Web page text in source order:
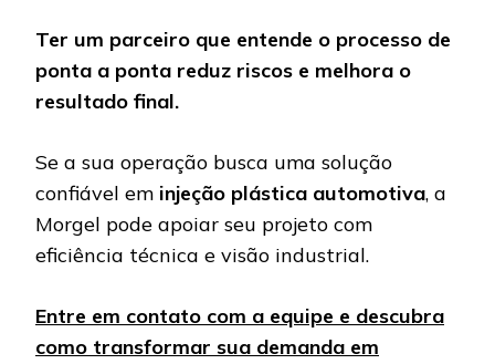
Ter um parceiro que entende o processo de
ponta a ponta reduz riscos e melhora o
resultado final.
Se a sua operação busca uma solução
confiável em injeção plástica automotiva, a
Morgel pode apoiar seu projeto com
eficiência técnica e visão industrial.
Entre em contato com a equipe e descubra
como transformar sua demanda em